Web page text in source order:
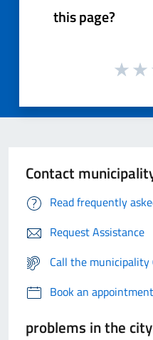
this page?
Contact
Read frequently
Request Assistance
Call the
Book an appointment
problems in the city